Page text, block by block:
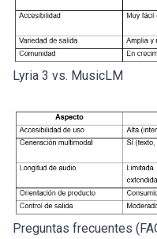
Lyria 3 vs. MusicLM
Preguntas frecuentes